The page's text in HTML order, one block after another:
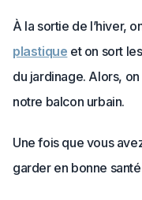
À la sortie de l’hiver,
plastique et on sort
du jardinage. Alors,
notre balcon urbain.
Une fois que vous
garder en bonne